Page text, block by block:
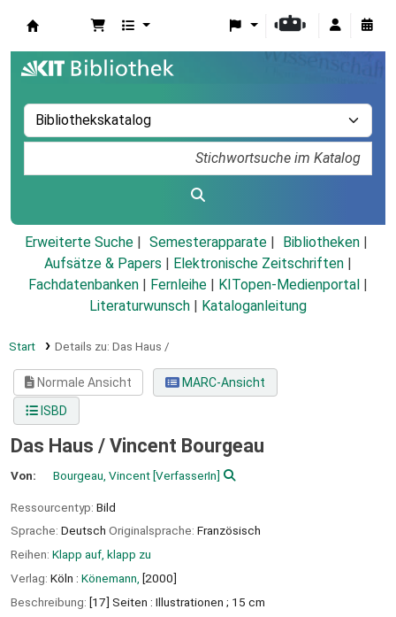
Erweiterte Suche Semesterapparate
Bibliotheken
Aufsätze & Papers
Elektronische Zeitschriften
Fachdatenbanken
Fernleihe KITopen-Medienportal
Literaturwunsch
Kataloganleitung
Start Details zu: Das Haus /
Normale Ansicht
MARC-Ansicht
ISBD
Das Haus / Vincent Bourgeau
Von: Bourgeau, Vincent[VerfasserIn]
Ressourcentyp: Bild
Sprache: Deutsch Originalsprache: Französisch
Reihen: Klapp auf, klapp zu
Verlag: Köln : Könemann, [2000]
Beschreibung: [17] Seiten : Illustrationen ; 15 cm